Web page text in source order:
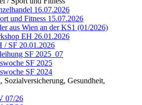
16.07.2026
und Fitness 15.07.2026
aus Wien an der KS1 (01/2026)
EH 26.01.2026
/ SF 20.01.2026
SF 2025_07
SF 2025
SF 2024
Sozialversicherung, Gesundheit,
07/26